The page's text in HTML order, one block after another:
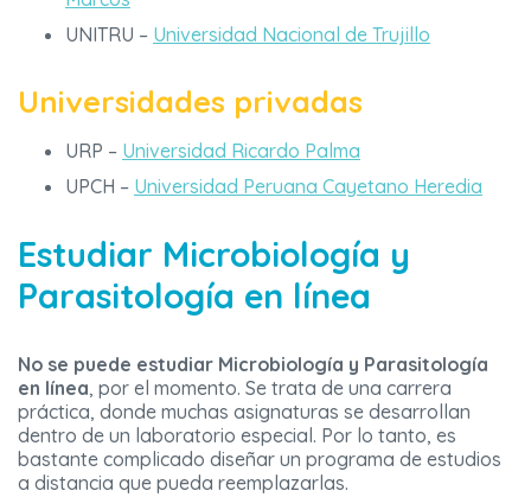
UNITRU – Universidad Nacional de Trujillo
Universidades privadas
URP – Universidad Ricardo Palma
UPCH – Universidad Peruana Cayetano Heredia
Estudiar Microbiología y
Parasitología en línea
No se puede estudiar Microbiología y Parasitología
en línea, por el momento. Se trata de una carrera
práctica, donde muchas asignaturas se desarrollan
dentro de un laboratorio especial. Por lo tanto, es
bastante complicado diseñar un programa de estudios
a distancia que pueda reemplazarlas.